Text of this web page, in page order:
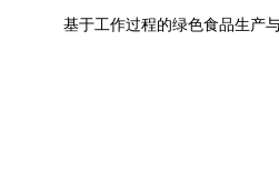
基于工作过程的绿色食品生产